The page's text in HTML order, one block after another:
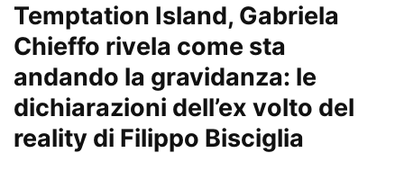
Temptation Island, Gabriela
Chieffo rivela come sta
andando la gravidanza: le
dichiarazioni dell’ex volto del
reality di Filippo Bisciglia